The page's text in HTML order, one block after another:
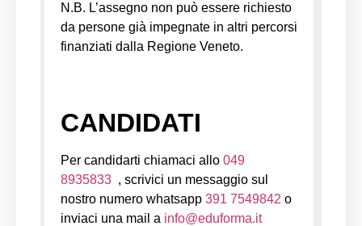
N.B. L’assegno non può essere richiesto
da persone già impegnate in altri percorsi
finanziati dalla Regione Veneto.
CANDIDATI
Per candidarti chiamaci allo 049
8935833 , scrivici un messaggio sul
nostro numero whatsapp 391 7549842 o
inviaci una mail a info@eduforma.it